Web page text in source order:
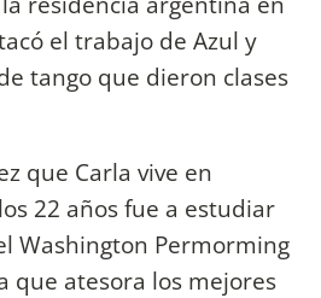
el trabajo de Azul y
tango que dieron clases
que Carla vive en
22 años fue a estudiar
Washington Permorming
que atesora los mejores